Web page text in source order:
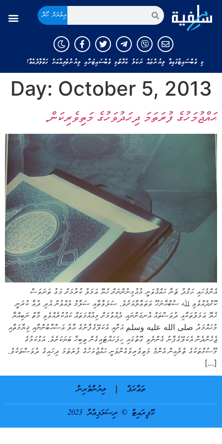
އިތުރަށް ހޯދާ
މި ވެބްސައިޓުގައިވާ ލިޔުންތައް ނަކަލު ކުރާނަމަ މި ވެބްސައިޓަށާއި ލިޔުންތެރިއާއަށް ހަވާލާދެއްވާ!
Day: October 5, 2013
ޙައްޖުމަހުގެ ފުރަތަމަ ދިހަދުވަހުގެ މަތިވެރިކަން.
އެންމެހައި ޙަމްދު ޘަނާ ޙައްޤުވަނީ މުއުމިނުންނަށް ހެޔޮ ޢަމަލު ކުރުމަށް މަގު ތަނަވަސް
ކޮށްދެއްވެވި ﷲ ސުބްޙާނަހޫ ވަތަޢާލާއަށެވެ. ޞަލަވާތާއި ސަލާމް ލެއްވުން އެދި ދުޢާ ކުރަނީ
ހެޔޮ ޢަމަލުތަކާއި ދުވަސްތައް އުނގަންނައި ދެއްވުމަށް މިއުއްމަތައް ކައުކުރެއްވެވި މާތް ނަބިއްޔާ
މުޙައްމަދު صلى الله عليه وسلم އަށާއި އެކަލޭގެފާނުގެ އާލު އަސްޙާބުންނާއި ޤިޔާމަތާއި
ޖެހެންދެން އެކަލޭގެފާނު ގެންނެވި ގޮތުގައި ހިފަހައްޓައިގެން ތިބިހާ ބަޔަކަށެވެ. އަޅުކަމުގެ
މޫސުމްތަކުގެ ތެރެއިން އެންމެ މަތިވެރިވެގެންވަނީ ޙައްޖުމަހުގެ ފުރަތަމަ ދިހައިގެ ދުވަސްތަކެވެ.
[…]
ތަޢާރަފް
ލިޔުންތެރިން
ކޮޕީރައިޓް © ދިސަލަފިއްޔާ 2023